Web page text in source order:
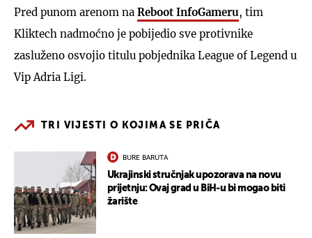
Pred punom arenom na Reboot InfoGameru, tim
Kliktech nadmoćno je pobijedio sve protivnike
zasluženo osvojio titulu pobjednika League of Legend u
Vip Adria Ligi.
TRI VIJESTI O KOJIMA SE PRIČA
BURE BARUTA
Ukrajinski stručnjak upozorava na novu
prijetnju: Ovaj grad u BiH-u bi mogao biti
žarište